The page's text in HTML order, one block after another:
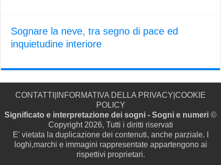
Sognare la neve, tra segno di pace ed
inquietudine interiore
CONTATTI INFORMATIVA DELLA PRIVACY COOKIE
POLICY
Significato e interpretazione dei sogni - Sogni e numeri ©
Copyright 2026, Tutti i diritti riservati
E' vietata la duplicazione dei contenuti, anche parziale. I
loghi,marchi e immagini rappresentate appartengono ai
rispettivi proprietari.